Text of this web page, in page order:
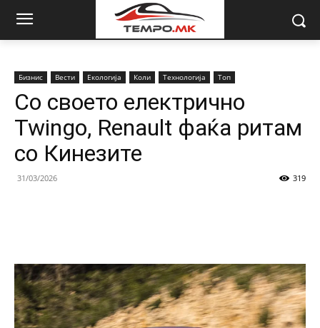
Бизнис Вести Екологија Коли Технологија Топ
Со своето електрично
Twingo, Renault фаќа ритам
со Кинезите
31/03/2026 319